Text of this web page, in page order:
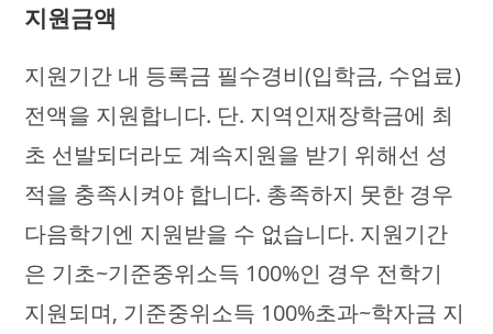
지원금액
지원기간 내 등록금 필수경비(입학금, 수업료)
전액을 지원합니다. 단. 지역인재장학금에 최
초 선발되더라도 계속지원을 받기 위해선 성
적을 충족시켜야 합니다. 총족하지 못한 경우
다음학기엔 지원받을 수 없습니다. 지원기간
은 기초~기준중위소득 100%인 경우 전학기
지원되며, 기준중위소득 100%초과~학자금 지